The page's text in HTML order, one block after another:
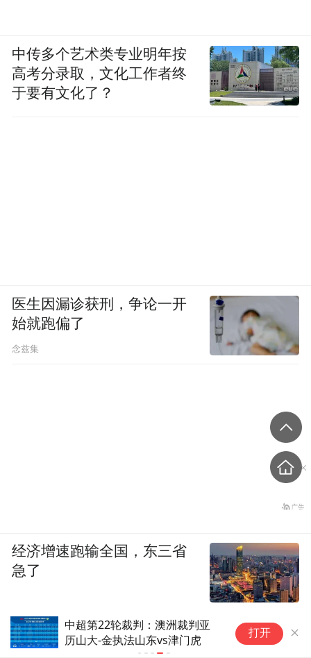
中超第22轮裁判：澳洲裁判亚
历山大-金执法山东vs津门虎
打开
中传多个艺术类专业明年按
高考分录取，文化工作者终
于要有文化了？
医生因漏诊获刑，争论一开
始就跑偏了
念兹集
经济增速跑输全国，东三省
急了